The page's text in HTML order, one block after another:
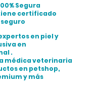
Segura
certificado
seguro
en piel y
en
.
médica veterinaria
en petshop,
y más